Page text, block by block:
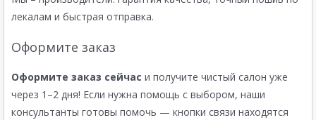
лекалам и быстрая отправка.
Оформите заказ
Оформите заказ сейчас и получите чистый салон уже
через 1–2 дня! Если нужна помощь с выбором, наши
консультанты готовы помочь — кнопки связи находятся